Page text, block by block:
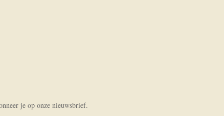
je op onze nieuwsbrief.